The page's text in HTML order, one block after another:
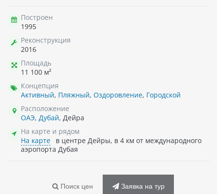
Построен
1995
Реконструкция
2016
Площадь
11 100 м²
Концепция
Активный, Пляжный, Оздоровление, Городской
Расположение
ОАЭ, Дубай, Дейра
На карте и рядом
На карте
в центре Дейры, в 4 км от международного
аэропорта Дубая
Поиск цен Заявка на тур